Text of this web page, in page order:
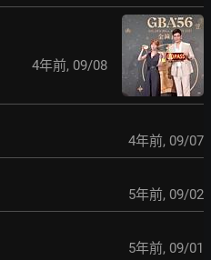
4年前, 09/08
4年前, 09/07
5年前, 09/02
5年前, 09/01